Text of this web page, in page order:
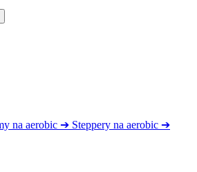
na aerobic ➔ Steppery na aerobic ➔